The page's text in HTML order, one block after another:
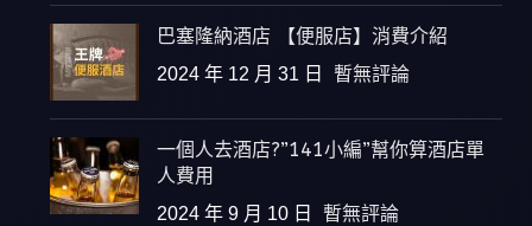
巴塞隆納酒店 【便服店】消費介紹
2024 年 12 月 31 日 暫無評論
一個人去酒店?”141小編”幫你算酒店單
人費用
2024 年 9 月 10 日 暫無評論